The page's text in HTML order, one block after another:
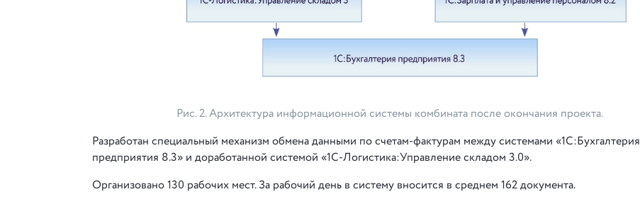
Рис. 2. Архитектура информационной системы комбината после окончания проекта.
Разработан специальный механизм обмена данными по счетам-фактурам между системами «1С:Бухгалтерия
предприятия 8.3» и доработанной системой «1С-Логистика:Управление складом 3.0».
Организовано 130 рабочих мест. За рабочий день в систему вносится в среднем 162 документа.